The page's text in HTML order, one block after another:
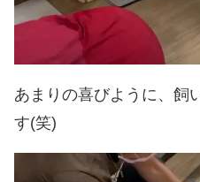
あまりの喜びように、飼
す(笑)